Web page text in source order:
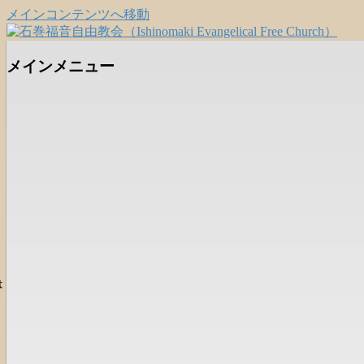
メインコンテンツへ移動
石巻福音自由教会（
日本福音自由教会の有志による「石巻
メインメニュー